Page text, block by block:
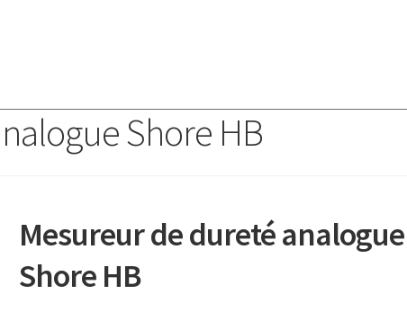
Shore HB
Mesureur de dureté analogue
Shore HB